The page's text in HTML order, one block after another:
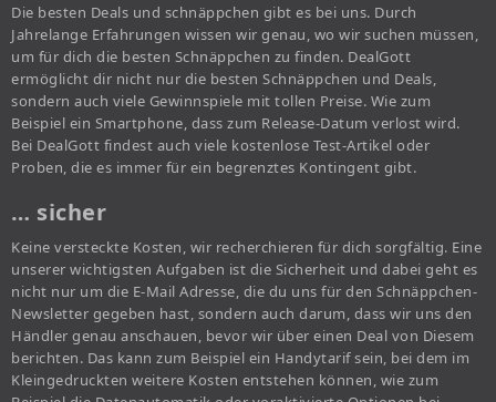
Die besten Deals und schnäppchen gibt es bei uns. Durch
Jahrelange Erfahrungen wissen wir genau, wo wir suchen müssen,
um für dich die besten Schnäppchen zu finden. DealGott
ermöglicht dir nicht nur die besten Schnäppchen und Deals,
sondern auch viele Gewinnspiele mit tollen Preise. Wie zum
Beispiel ein Smartphone, dass zum Release-Datum verlost wird.
Bei DealGott findest auch viele kostenlose Test-Artikel oder
Proben, die es immer für ein begrenztes Kontingent gibt.
… sicher
Keine versteckte Kosten, wir recherchieren für dich sorgfältig. Eine
unserer wichtigsten Aufgaben ist die Sicherheit und dabei geht es
nicht nur um die E-Mail Adresse, die du uns für den Schnäppchen-
Newsletter gegeben hast, sondern auch darum, dass wir uns den
Händler genau anschauen, bevor wir über einen Deal von Diesem
berichten. Das kann zum Beispiel ein Handytarif sein, bei dem im
Kleingedruckten weitere Kosten entstehen können, wie zum